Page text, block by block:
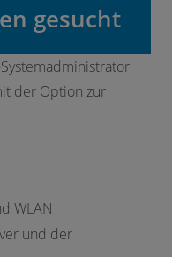
gesucht
der Option zur
WLAN
und der